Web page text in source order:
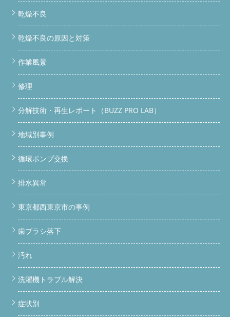
乾燥不良
乾燥不良の原因と対策
作業風景
修理
分解技術・再生レポート（BUZZ PRO LAB）
地域別事例
循環ポンプ交換
排水異常
東京都西東京市の事例
歯ブラシ落下
汚れ
洗濯機トラブル解決
症状別